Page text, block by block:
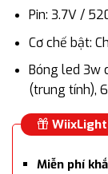
Pin: 3.7V /
Cơ chế bật:
Bóng led 3w
(trung tính),
Miễn phí